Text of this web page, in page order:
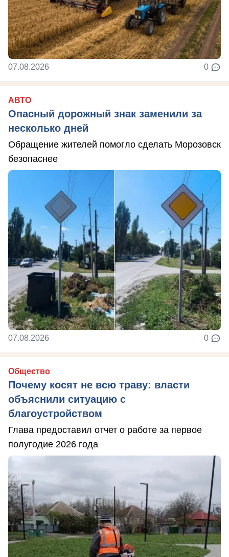
07.08.2026 0
АВТО
Опасный дорожный знак заменили за
несколько дней
Обращение жителей помогло сделать Морозовск
безопаснее
07.08.2026 0
Общество
Почему косят не всю траву: власти
объяснили ситуацию с
благоустройством
Глава предоставил отчет о работе за первое
полугодие 2026 года